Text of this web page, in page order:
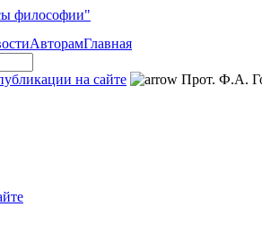
АвторамГлавная
на сайте Прот. Ф.А.